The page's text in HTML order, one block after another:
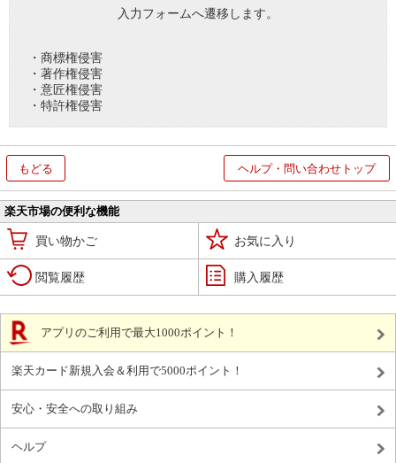
入力フォームへ遷移します。
・商標権侵害
・著作権侵害
・意匠権侵害
・特許権侵害
もどる ヘルプ・問い合わせトップ
楽天市場の便利な機能
買い物かご お気に入り
閲覧履歴 購入履歴
アプリのご利用で最大1000ポイント！
楽天カード新規入会＆利用で5000ポイント！
安心・安全への取り組み
ヘルプ